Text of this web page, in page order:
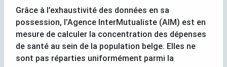
Grâce à l’exhaustivité des données en sa
possession, l’Agence InterMutualiste (AIM) est en
mesure de calculer la concentration des dépenses
de santé au sein de la population belge. Elles ne
sont pas réparties uniformément parmi la